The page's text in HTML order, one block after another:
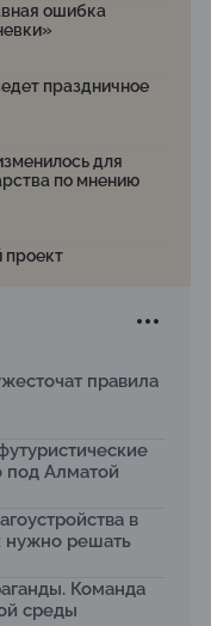
ошибка
праздничное
для
по мнению
проект
главной
акции «Таза
правила
под Алматой
в
нужно решать
Команда
среды